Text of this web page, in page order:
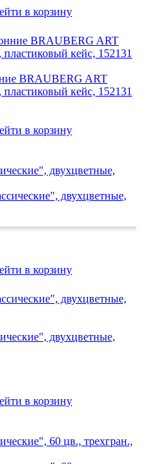
в корзину
BRAUBERG ART
кейс, 152131
в корзину
двухцветные,
в корзину
двухцветные,
в корзину
60 цв., трехгран.,